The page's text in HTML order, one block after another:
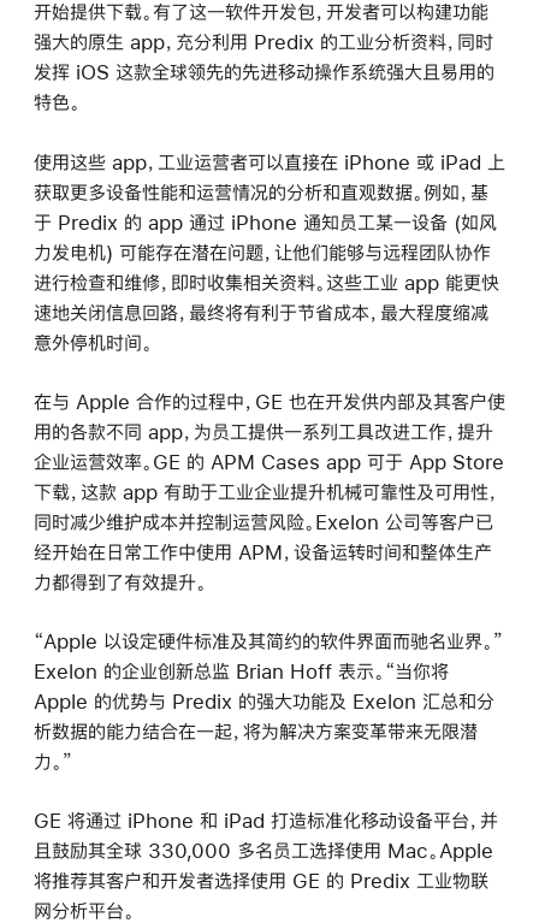
开始提供下载。有了这一软件开发包，开发者可以构建功能
强大的原生 app，充分利用 Predix 的工业分析资料，同时
发挥 iOS 这款全球领先的先进移动操作系统强大且易用的
特色。
使用这些 app，工业运营者可以直接在 iPhone 或 iPad 上
获取更多设备性能和运营情况的分析和直观数据。例如，基
于 Predix 的 app 通过 iPhone 通知员工某一设备 (如风
力发电机) 可能存在潜在问题，让他们能够与远程团队协作
进行检查和维修，即时收集相关资料。这些工业 app 能更快
速地关闭信息回路，最终将有利于节省成本，最大程度缩减
意外停机时间。
在与 Apple 合作的过程中，GE 也在开发供内部及其客户使
用的各款不同 app，为员工提供一系列工具改进工作，提升
企业运营效率。GE 的 APM Cases app 可于 App Store
下载，这款 app 有助于工业企业提升机械可靠性及可用性，
同时减少维护成本并控制运营风险。Exelon 公司等客户已
经开始在日常工作中使用 APM，设备运转时间和整体生产
力都得到了有效提升。
“Apple 以设定硬件标准及其简约的软件界面而驰名业界。”
Exelon 的企业创新总监 Brian Hoff 表示。“当你将
Apple 的优势与 Predix 的强大功能及 Exelon 汇总和分
析数据的能力结合在一起，将为解决方案变革带来无限潜
力。”
GE 将通过 iPhone 和 iPad 打造标准化移动设备平台，并
且鼓励其全球 330,000 多名员工选择使用 Mac。Apple
将推荐其客户和开发者选择使用 GE 的 Predix 工业物联
网分析平台。